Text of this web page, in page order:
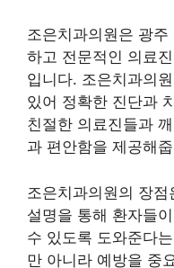
조은치과의원은 광
하고 전문적인 의료
입니다. 조은치과의
있어 정확한 진단과
친절한 의료진들과
과 편안함을 제공해
조은치과의원의 장
설명을 통해 환자들
수 있도록 도와준다
만 아니라 예방을 중